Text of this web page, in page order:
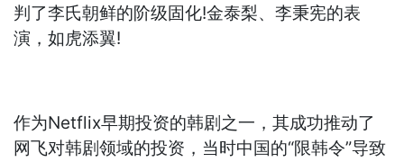
判了李氏朝鲜的阶级固化!金泰梨、李秉宪的表
演，如虎添翼!
作为Netflix早期投资的韩剧之一，其成功推动了
网飞对韩剧领域的投资，当时中国的“限韩令”导致